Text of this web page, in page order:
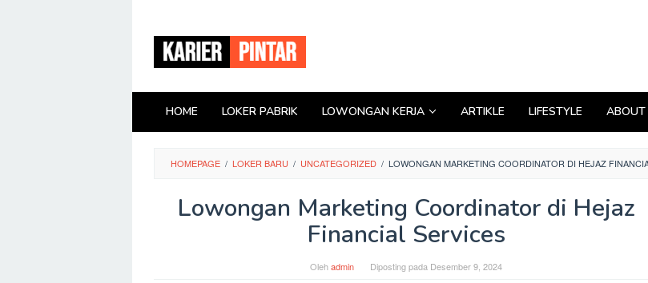
konten
HOME LOKER PABRIK LOWONGAN KERJA ARTIKLE LIFESTYLE ABOUT
HOMEPAGE / LOKER BARU / UNCATEGORIZED / LOWONGAN MARKETING COORDINATOR DI HEJAZ
Lowongan Marketing Coordinator di Hejaz
Financial Services
Olehadmin Diposting pada Desember 9, 2024